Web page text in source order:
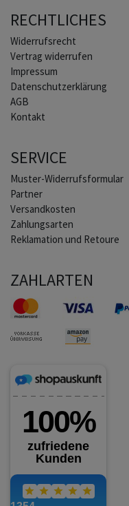
RECHTLICHES
Widerrufs­recht
Vertrag widerrufen
Impressum
Daten­schutz­erklärung
AGB
Kontakt
SERVICE
Muster-Widerrufsformular
Partner
Versandkosten
Zahlungsarten
Reklamation und Retoure
ZAHLARTEN